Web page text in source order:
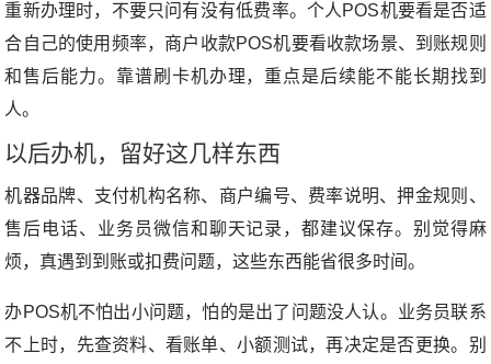
重新办理时，不要只问有没有低费率。个人POS机要看是否适
合自己的使用频率，商户收款POS机要看收款场景、到账规则
和售后能力。靠谱刷卡机办理，重点是后续能不能长期找到
人。
以后办机，留好这几样东西
机器品牌、支付机构名称、商户编号、费率说明、押金规则、
售后电话、业务员微信和聊天记录，都建议保存。别觉得麻
烦，真遇到到账或扣费问题，这些东西能省很多时间。
办POS机不怕出小问题，怕的是出了问题没人认。业务员联系
不上时，先查资料、看账单、小额测试，再决定是否更换。别